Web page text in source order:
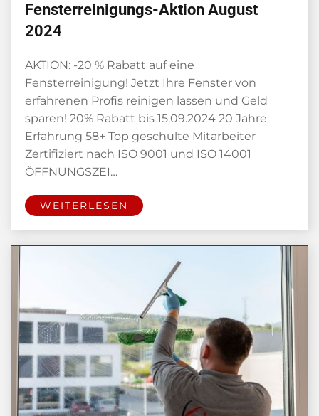
Fensterreinigungs-Aktion August
2024
AKTION: -20 % Rabatt auf eine
Fensterreinigung! Jetzt Ihre Fenster von
erfahrenen Profis reinigen lassen und Geld
sparen! 20% Rabatt bis 15.09.2024 20 Jahre
Erfahrung 58+ Top geschulte Mitarbeiter
Zertifiziert nach ISO 9001 und ISO 14001
ÖFFNUNGSZEI…
WEITERLESEN